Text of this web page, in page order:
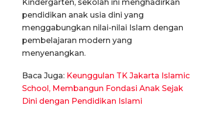
Kindergarten, sekolah ini menghadirkan
pendidikan anak usia dini yang
menggabungkan nilai-nilai Islam dengan
pembelajaran modern yang
menyenangkan.
Baca Juga: Keunggulan TK Jakarta Islamic
School, Membangun Fondasi Anak Sejak
Dini dengan Pendidikan Islami